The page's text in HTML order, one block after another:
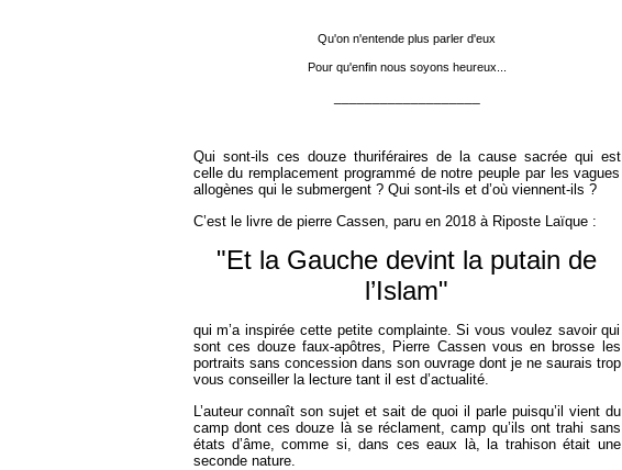
Qu'on n'entende plus parler d'eux
Pour qu'enfin nous soyons heureux...
Qui sont-ils ces douze thuriféraires de la cause sacrée qui est
celle du remplacement programmé de notre peuple par les vagues
allogènes qui le submergent ? Qui sont-ils et d’où viennent-ils ?
C’est le livre de pierre Cassen, paru en 2018 à Riposte Laïque :
"Et la Gauche devint la putain de
l’Islam"
qui m’a inspirée cette petite complainte. Si vous voulez savoir qui
sont ces douze faux-apôtres, Pierre Cassen vous en brosse les
portraits sans concession dans son ouvrage dont je ne saurais trop
vous conseiller la lecture tant il est d’actualité.
L’auteur connaît son sujet et sait de quoi il parle puisqu’il vient du
camp dont ces douze là se réclament, camp qu’ils ont trahi sans
états d’âme, comme si, dans ces eaux là, la trahison était une
seconde nature.